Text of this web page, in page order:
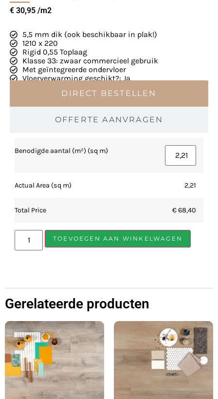
€ 30,95
5,5 mm dik (ook beschikbaar in plak!)
1210 x 220
Rigid 0,55 Toplaag
Klasse 33: zwaar commercieel gebruik
Met geïntegreerde ondervloer
Vloerverwarming geschikt?: Ja
DIRECT BESTELLEN
OFFERTE AANVRAGEN
Benodigde aantal (m²) (sq m)
Actual Area (sq m) 2,21
Total Price € 68,40
TOEVOEGEN AAN WINKELWAGEN
Gerelateerde producten